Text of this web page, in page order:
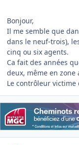
Bonjour,
Il me semble que
dans le neuf-trois),
cinq ou six agents.
Ca fait des années
deux, même en
Le contrôleur